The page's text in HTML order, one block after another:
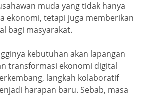
muda yang tidak hanya
ekonomi, tetapi juga memberikan
bagi masyarakat.
kebutuhan akan lapangan
transformasi ekonomi digital
langkah kolaboratif
harapan baru. Sebab, masa